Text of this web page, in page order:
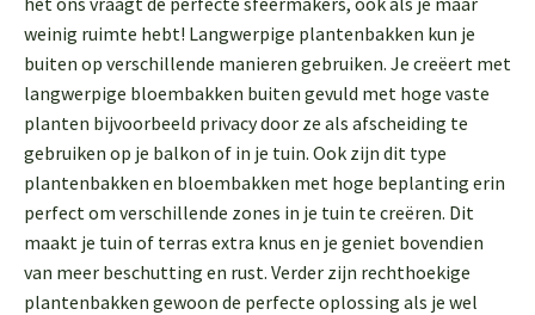
weinig ruimte hebt! Langwerpige plantenbakken kun je
buiten op verschillende manieren gebruiken. Je creëert met
langwerpige bloembakken buiten gevuld met hoge vaste
planten bijvoorbeeld privacy door ze als afscheiding te
gebruiken op je balkon of in je tuin. Ook zijn dit type
plantenbakken en bloembakken met hoge beplanting erin
perfect om verschillende zones in je tuin te creëren. Dit
maakt je tuin of terras extra knus en je geniet bovendien
van meer beschutting en rust. Verder zijn rechthoekige
plantenbakken gewoon de perfecte oplossing als je wel